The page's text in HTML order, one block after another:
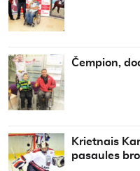
Čempion,
Krietnais
pasaules